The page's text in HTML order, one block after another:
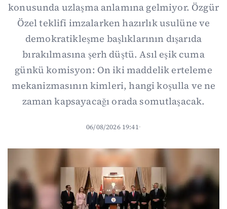
konusunda uzlaşma anlamına gelmiyor. Özgür
Özel teklifi imzalarken hazırlık usulüne ve
demokratikleşme başlıklarının dışarıda
bırakılmasına şerh düştü. Asıl eşik cuma
günkü komisyon: On iki maddelik erteleme
mekanizmasının kimleri, hangi koşulla ve ne
zaman kapsayacağı orada somutlaşacak.
06/08/2026 19:41·